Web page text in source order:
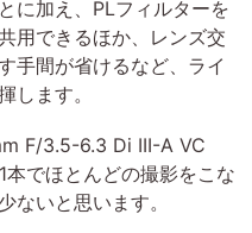
に加え、PLフィルターを
用できるほか、レンズ交
手間が省けるなど、ライ
します。
F/3.5-6.3 Di III-A VC
でほとんどの撮影をこな
ないと思います。